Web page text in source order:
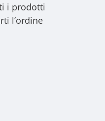
i prodotti
l’ordine